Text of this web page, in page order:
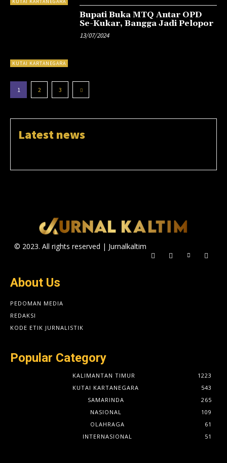
KUTAI KARTANEGARA
Bupati Buka MTQ Antar OPD
Se-Kukar, Bangga Jadi Pelopor
13/07/2024
1 2 3
Latest news
© 2023. All rights reserved | Jurnalkaltim
About Us
PEDOMAN MEDIA
REDAKSI
KODE ETIK JURNALISTIK
Popular Category
KALIMANTAN TIMUR
1223
KUTAI KARTANEGARA
543
SAMARINDA
265
NASIONAL
109
OLAHRAGA
61
INTERNASIONAL
51